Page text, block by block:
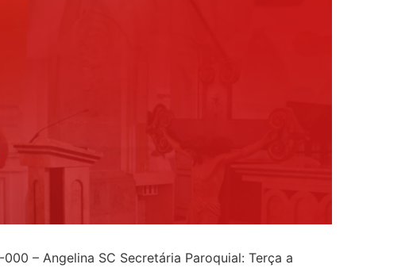
– Angelina SC Secretária Paroquial: Terça a